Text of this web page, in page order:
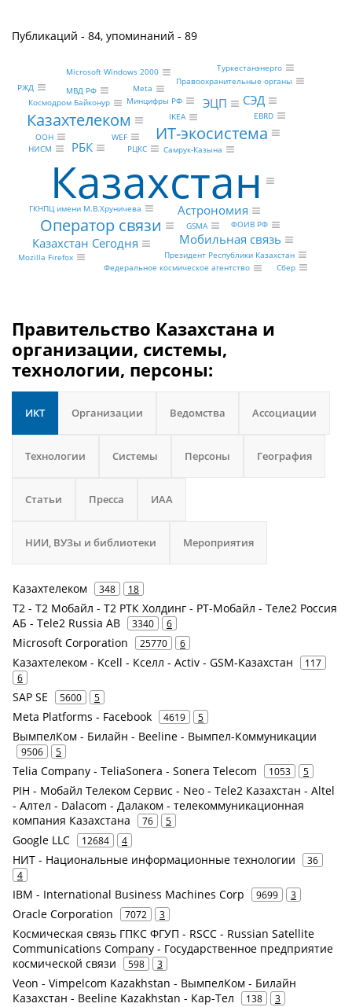
Публикаций - 84, упоминаний - 89
Казахстан
ИТ-экосистема
Оператор связи
Казахтелеком
Астрономия
Мобильная связь
СЭД
РБК
ЭЦП
Казахстан Сегодня
Самрук-Казына
ГКНПЦ имени М.В.Хруничева
Минцифры РФ
ФОИВ РФ
GSMA
РЦКС
Mozilla Firefox
Космодром Байконур
Президент Республики Казахстан
МВД РФ
ООН
Федеральное космическое агентство
EBRD
Правоохранительные органы
Meta
Microsoft Windows 2000
Туркестанэнерго
РЖД
Сбер
IKEA
НИСМ
WEF
Правительство Казахстана и
организации, системы,
технологии, персоны:
ИКТ Организации Ведомства Ассоциации
Технологии Системы Персоны География
Статьи Пресса ИАА
НИИ, ВУЗы и библиотеки Мероприятия
Казахтелеком 348 18
Т2 - Т2 Мобайл - Т2 РТК Холдинг - РТ-Мобайл - Теле2 Россия
АБ - Tele2 Russia AB
3340 6
Microsoft Corporation 25770 6
Казахтелеком - Kcell - Кселл - Activ - GSM-Казахстан
117
6
SAP SE 5600 5
Meta Platforms - Facebook 4619 5
ВымпелКом - Билайн - Beeline - Вымпел-Коммуникации
9506 5
Telia Company - TeliaSonera - Sonera Telecom 1053 5
PIH - Мобайл Телеком Сервис - Neo - Tele2 Казахстан - Altel
- Алтел - Dalacom - Далаком - телекоммуникационная
компания Казахстана
76 5
Google LLC 12684 4
НИТ - Национальные информационные технологии
36
4
IBM - International Business Machines Corp 9699 3
Oracle Corporation 7072 3
Космическая связь ГПКС ФГУП - RSCC - Russian Satellite
Communications Company - Государственное предприятие
космической связи
598 3
Veon - Vimpelcom Kazakhstan - ВымпелКом - Билайн
Казахстан - Beeline Kazakhstan - Кар-Тел
138 3